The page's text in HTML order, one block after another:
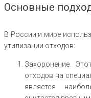
Основные
В России и мире
утилизации отходов:
Захоронение.
отходов на
является